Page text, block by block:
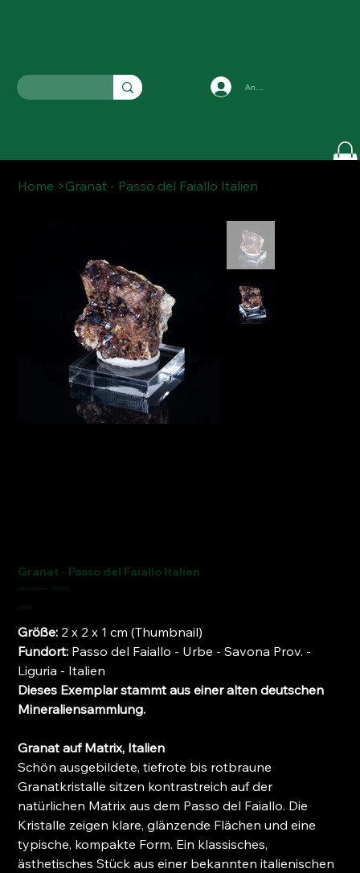
Anmelden
Home >Granat - Passo del Faiallo Italien
Granat - Passo del Faiallo Italien
Artikelnummer:
Artikelnummer:
FCM2117
Preis
20,00 €
Größe: 2 x 2 x 1 cm (Thumbnail)
Fundort: Passo del Faiallo - Urbe - Savona Prov. -
Liguria - Italien
Dieses Exemplar stammt aus einer alten deutschen
Mineraliensammlung.
Granat auf Matrix, Italien
Schön ausgebildete, tiefrote bis rotbraune
Granatkristalle sitzen kontrastreich auf der
natürlichen Matrix aus dem Passo del Faiallo. Die
Kristalle zeigen klare, glänzende Flächen und eine
typische, kompakte Form. Ein klassisches,
ästhetisches Stück aus einer bekannten italienischen